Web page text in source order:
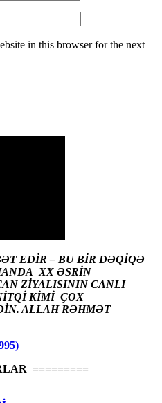
in this browser for the next
EDİR – BU BİR DƏQİQƏ
XX ƏSRİN
ZİYALISININ CANLI
KİMİ ÇOX
ALLAH RƏHMƏT
=========